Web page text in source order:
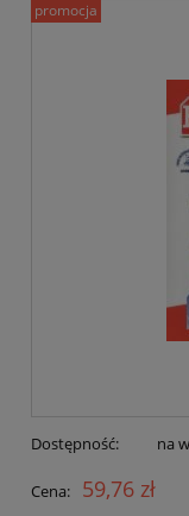
promocja
Dostępność: na
Cena: 59,76 zł